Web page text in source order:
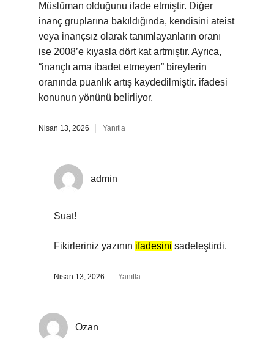
Müslüman olduğunu ifade etmiştir. Diğer
inanç gruplarına bakıldığında, kendisini ateist
veya inançsız olarak tanımlayanların oranı
ise 2008’e kıyasla dört kat artmıştır. Ayrıca,
“inançlı ama ibadet etmeyen” bireylerin
oranında puanlık artış kaydedilmiştir. ifadesi
konunun yönünü belirliyor.
Nisan 13, 2026 Yanıtla
admin
Suat!
Fikirleriniz yazının ifadesini sadeleştirdi.
Nisan 13, 2026 Yanıtla
Ozan